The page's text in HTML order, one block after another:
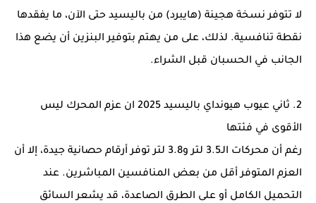
لا تتوفر نسخة هجينة (هايبرد) من باليسيد حتى الآن، ما يفقدها
نقطة تنافسية. لذلك، على من يهتم بتوفير البنزين أن يضع هذا
الجانب في الحسبان قبل الشراء.
2. ثاني عيوب هيونداي باليسيد 2025 ان عزم المحرك ليس
الأقوى في فئتها
رغم أن محركات الـ3.5 لتر و3.8 لتر توفر أرقام حصانية جيدة، إلا أن
العزم المتوفر أقل من بعض المنافسين المباشرين. عند
التحميل الكامل أو على الطرق الصاعدة، قد يشعر السائق